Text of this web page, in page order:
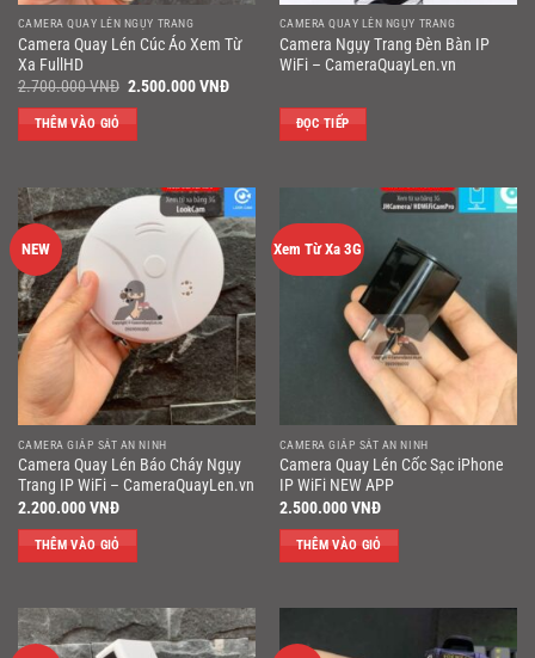
CAMERA QUAY LÉN NGỤY TRANG
Camera Quay Lén Cúc Áo Xem Từ
Xa FullHD
2.700.000VNĐ Giá
2.500.000VNĐGiá
2.500.000 VNĐ.
THÊM VÀO GIỎ
CAMERA QUAY LÉN NGỤY TRANG
Camera Ngụy Trang Đèn Bàn IP
WiFi – CameraQuayLen.vn
ĐỌC TIẾP
NEW
CAMERA GIÁP SÁT AN NINH
Camera Quay Lén Báo Cháy Ngụy
Trang IP WiFi – CameraQuayLen.vn
2.200.000VNĐ
THÊM VÀO GIỎ
Xem Từ Xa 3G
CAMERA GIÁP SÁT AN NINH
Camera Quay Lén Cốc Sạc iPhone
IP WiFi NEW APP
2.500.000VNĐ
THÊM VÀO GIỎ